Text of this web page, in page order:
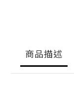
商品描述